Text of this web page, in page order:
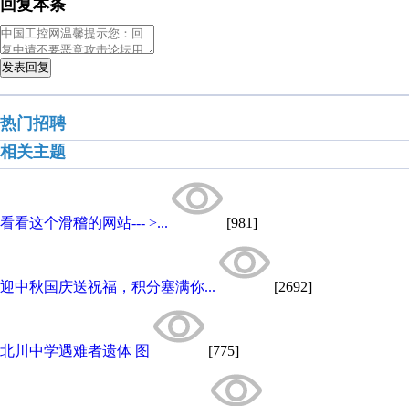
回复本条
发表回复
热门招聘
相关主题
看看这个滑稽的网站--- >... [981]
迎中秋国庆送祝福，积分塞满你... [2692]
北川中学遇难者遗体 图 [775]